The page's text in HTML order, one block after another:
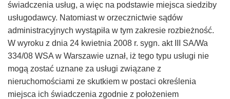
świadczenia usług, a więc na podstawie miejsca siedziby
usługodawcy. Natomiast w orzecznictwie sądów
administracyjnych wystąpiła w tym zakresie rozbieżność.
W wyroku z dnia 24 kwietnia 2008 r. sygn. akt III SA/Wa
334/08 WSA w Warszawie uznał, iż tego typu usługi nie
mogą zostać uznane za usługi związane z
nieruchomościami ze skutkiem w postaci określenia
miejsca ich świadczenia zgodnie z położeniem